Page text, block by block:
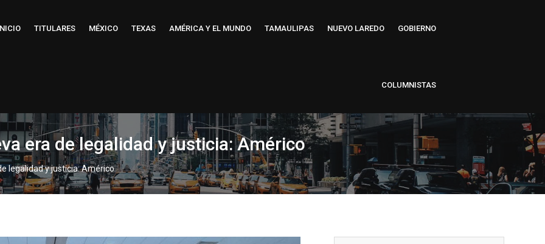
TITULARES MÉXICO TEXAS AMÉRICA Y EL MUNDO TAMAULIPAS NUEVO LAREDO GOBIERNO
COLUMNISTAS
era de legalidad y justicia: Américo
legalidad y justicia: Américo